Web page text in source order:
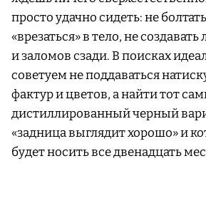
просто удачно сидеть: не
«врезаться» в тело, не
и заломов сзади. В поисках
советуем не поддаваться
фактур и цветов, а найти тот
дистиллированный черный
«задница выглядит хорошо» и
будет носить все двенадцать